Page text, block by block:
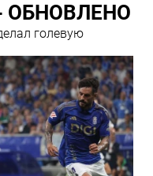
ОБНОВЛЕНО
голевую